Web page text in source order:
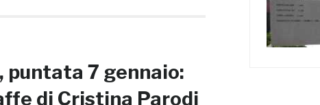
puntata 7 gennaio:
di Cristina Parodi